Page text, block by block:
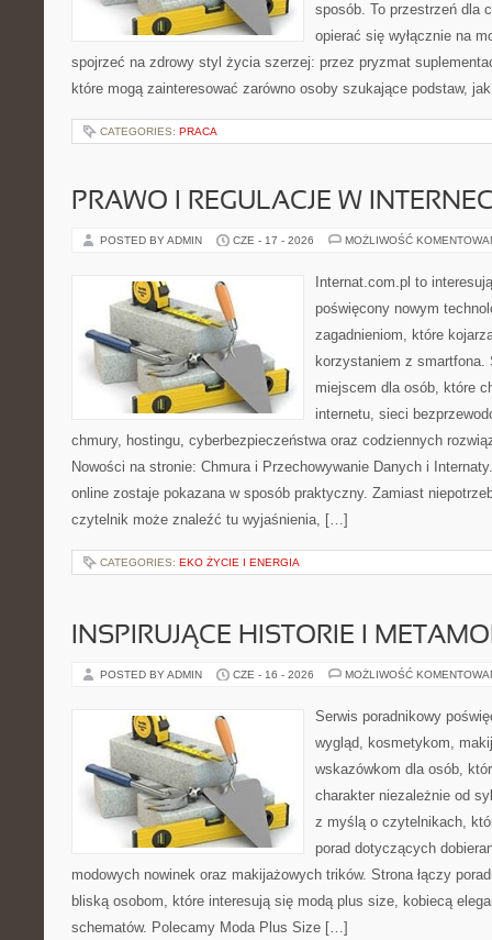
sposób. To przestrzeń dla
opierać się wyłącznie na
spojrzeć na zdrowy styl życia szerzej: przez pryzmat
które mogą zainteresować zarówno osoby szukające podstaw,
CATEGORIES: PRACA
PRAWO I REGULACJE W
POSTED BY ADMIN CZE - 17 - 2026 MOŻLIWOŚĆ
Internat.com.pl to
poświęcony nowym
zagadnieniom, które
korzystaniem z
miejscem dla osób, które
internetu, sieci
chmury, hostingu, cyberbezpieczeństwa oraz codziennych
Nowości na stronie: Chmura i Przechowywanie Danych i
online zostaje pokazana w sposób praktyczny. Zamiast
czytelnik może znaleźć tu wyjaśnienia, […]
CATEGORIES: EKO ŻYCIE I ENERGIA
INSPIRUJĄCE HISTORIE I
POSTED BY ADMIN CZE - 16 - 2026 MOŻLIWOŚĆ
Serwis poradnikowy
wygląd, kosmetykom,
wskazówkom dla osób,
charakter niezależnie od
z myślą o czytelnikach,
porad dotyczących
modowych nowinek oraz makijażowych trików. Strona łączy
bliską osobom, które interesują się modą plus size, kobiecą
schematów. Polecamy Moda Plus Size […]